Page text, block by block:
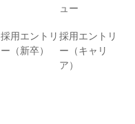
ュー
採用エントリ
ー（新卒）
採用エントリ
ー（キャリ
ア）